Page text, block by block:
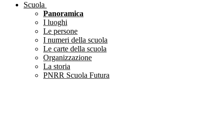
Scuola
Panoramica
I luoghi
Le persone
I numeri della scuola
Le carte della scuola
Organizzazione
La storia
PNRR Scuola Futura